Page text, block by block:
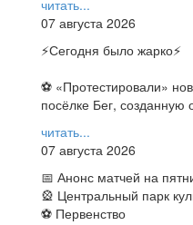
читать...
07 августа 2026
⚡️Сегодня было жарко⚡️
⚽ ️«Протестировали»
посёлке Бег,
читать...
07 августа 2026
📅 Анонс матчей на
🎡 Центральный парк
⚽ Первенство